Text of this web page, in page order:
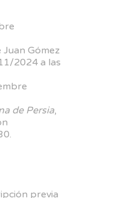
Juan Gómez
2024 a las
de Persia,
previa